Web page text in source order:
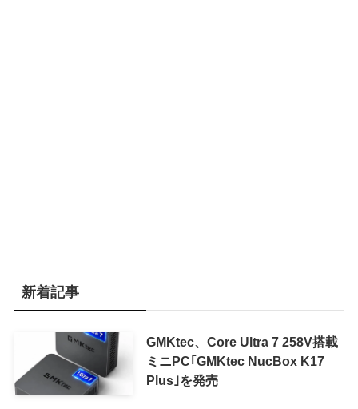
新着記事
GMKtec、Core Ultra 7 258V搭載
ミニPC｢GMKtec NucBox K17
Plus｣を発売